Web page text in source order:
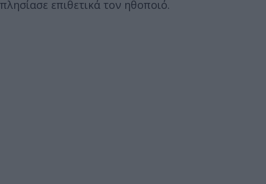
πλησίασε επιθετικά τον ηθοποιό.